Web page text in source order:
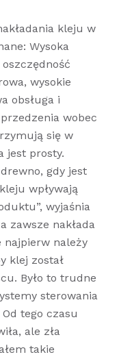
kleju w
Wysoka
wysokie
obsługa i
wobec
się w
jest prosty.
gdy jest
wpływają
wyjaśnia
zawsze nakłada
najpierw należy
klej został
Było to trudne
sterowania
tego czasu
ale zła
takie